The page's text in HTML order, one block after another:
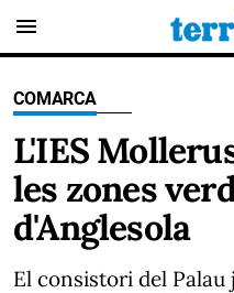
menu
COMARCA
L'IES
les zones
d'Anglesola
El consistori del Palau